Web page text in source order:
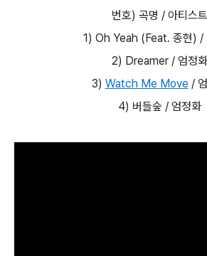
번호) 곡명 / 아티스트
1) Oh Yeah (Feat. 종현) /
2) Dreamer / 엄정화
3) Watch Me Move /
4) 버들숲 / 엄정화